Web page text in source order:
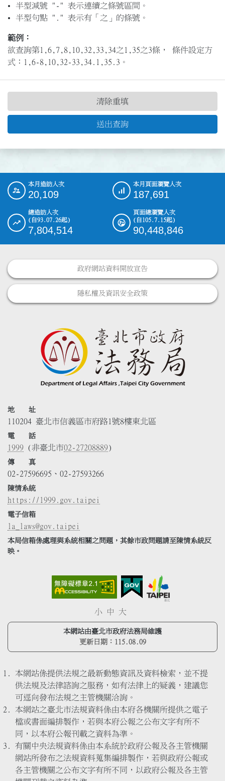
半型減號 "-" 表示連續之條號區間。
半型句點 "." 表示有「之」的條號。
範例：
欲查詢第1,6,7,8,10,32,33,34之1,35之3條， 條件設定方
式：1,6-8,10,32-33,34.1,35.3。
送出查詢
清除重填
::: 本月造訪人次
20,109
本月頁面瀏覽人次
187,691
總造訪人次
(自93.07.26起)
7,804,514
頁面總瀏覽人次
(自105.7.15起)
90,448,846
政府網站資料開放宣告
隱私權及資訊安全政策
地 址
110204 臺北市信義區市府路1號8樓東北區
電 話
1999 (非臺北市02-27208889)
傳 真
02-27596695、02-27593266
陳情系統
https://1999.gov.taipei
電子信箱
la_laws@gov.taipei
本局信箱係處理與系統相關之問題，其餘市政問題請至陳情系統反
映。
小 中 大
本網站由臺北市政府法務局維護
更新日期： 115.08.09
本網站係提供法規之最新動態資訊及資料檢索，並不提
供法規及法律諮詢之服務，如有法律上的疑義，建議您
可逕向發布法規之主管機關洽詢。
本網站之臺北市法規資料係由本府各機關所提供之電子
檔或書面編排製作，若與本府公報之公布文字有所不
同，以本府公報刊載之資料為準。
有關中央法規資料係由本系統於政府公報及各主管機關
網站所發布之法規資料蒐集編排製作，若與政府公報或
各主管機關之公布文字有所不同，以政府公報及各主管